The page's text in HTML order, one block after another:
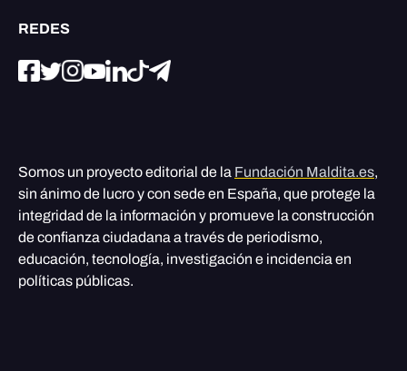
REDES
Somos un proyecto editorial de la Fundación Maldita.es,
sin ánimo de lucro y con sede en España, que protege la
integridad de la información y promueve la construcción
de confianza ciudadana a través de periodismo,
educación, tecnología, investigación e incidencia en
políticas públicas.